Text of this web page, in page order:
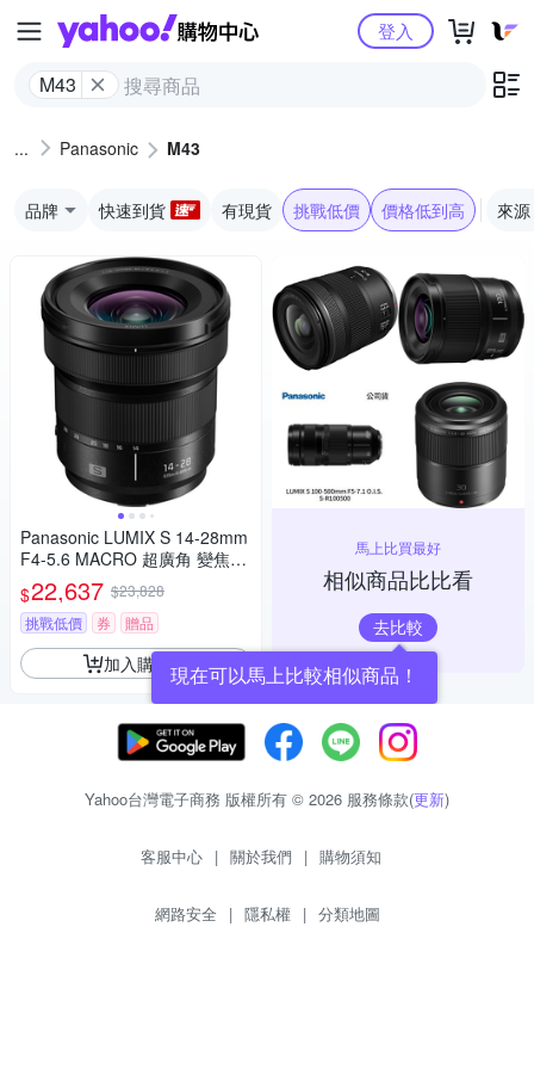
Yahoo購物中心
M43
登入
Panasonic M43
品牌 快速到貨 有現貨 挑戰低價 價格低到高 來源
Panasonic LUMIX S 14-28mm
F4-5.6 MACRO 超廣角 變焦鏡
頭 公司貨 S-R1428
$22,637 $23,828
挑戰低價
券 贈品
加入購物車
馬上比買最好
相似商品比比看
去比較
現在可以馬上比較相似商品！
Yahoo台灣電子商務 版權所有 © 2026 服務條款(更新)
客服中心 | 關於我們 | 購物須知
網路安全 | 隱私權 | 分類地圖